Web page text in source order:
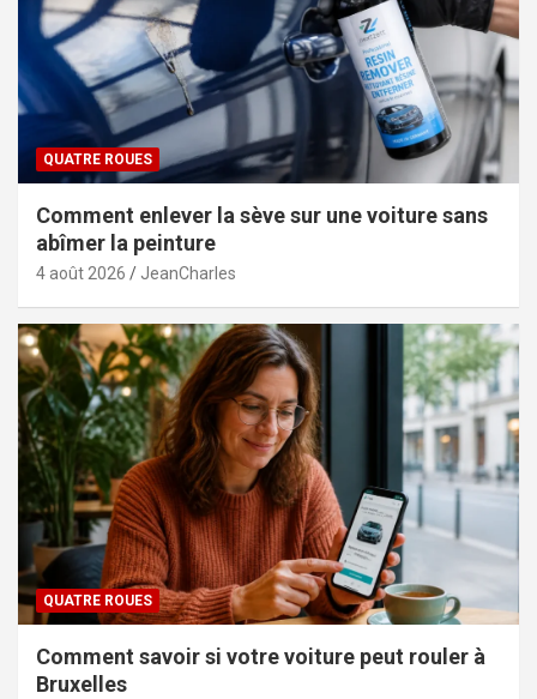
QUATRE ROUES
Comment enlever la sève sur une voiture sans
abîmer la peinture
4 août 2026 JeanCharles
QUATRE ROUES
Comment savoir si votre voiture peut rouler à
Bruxelles